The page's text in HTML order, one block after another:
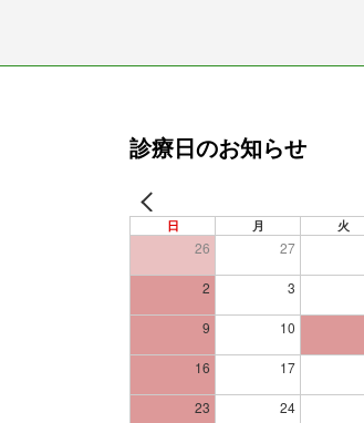
診療日のお知らせ
日 月 火
26 27
2 3
9 10
16 17
23 24